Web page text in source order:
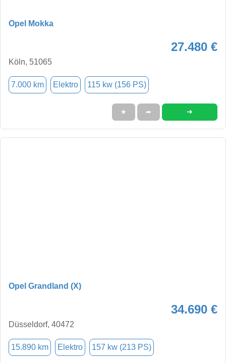
Opel Mokka
27.480 €
Köln, 51065
7.000 km Elektro 115 kw (156 PS)
★ ➦ ➜
Opel Grandland (X)
34.690 €
Düsseldorf, 40472
15.890 km Elektro 157 kw (213 PS)